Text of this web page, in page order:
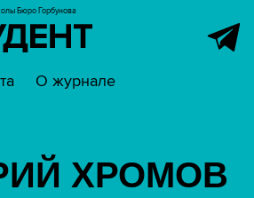
Бюро Горбунова
О журнале
ХРОМОВ